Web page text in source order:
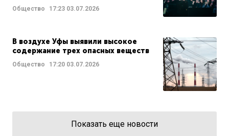
Общество 17:23 03.07.2026
В воздухе Уфы выявили высокое
содержание трех опасных веществ
Общество 17:20 03.07.2026
Показать еще новости